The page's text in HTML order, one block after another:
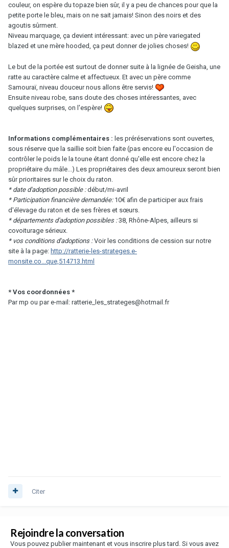
couleur, on espère du topaze bien sûr, il y a peu de chances pour que la
petite porte le bleu, mais on ne sait jamais! Sinon des noirs et des
agoutis sûrment.
Niveau marquage, ça devient intéressant: avec un père variegated
blazed et une mère hooded, ça peut donner de jolies choses!
Le but de la portée est surtout de donner suite à la lignée de Geisha, une
ratte au caractère calme et affectueux. Et avec un père comme
Samouraï, niveau douceur nous allons être servis!
Ensuite niveau robe, sans doute des choses intéressantes, avec
quelques surprises, on l'espère!
Informations complémentaires : les préréservations sont ouvertes,
sous réserve que la saillie soit bien faite (pas encore eu l'occasion de
contrôler le poids le la toune étant donné qu'elle est encore chez la
propriétaire du mâle...) Les propriétaires des deux amoureux seront bien
sûr prioritaires sur le choix du raton.
* date d'adoption possible :début/mi-avril
* Participation financière demandée:10€ afin de participer aux frais
d'élevage du raton et de ses frères et sœurs.
* départements d'adoption possibles :38, Rhône-Alpes, ailleurs si
covoiturage sérieux.
* vos conditions d'adoptions :Voir les conditions de cession sur notre
site à la page: http://ratterie-les-strateges.e-
monsite.co...que,514713.html
* Vos coordonnées *
Par mp ou par e-mail: ratterie_les_strateges@hotmail.fr
Citer
Rejoindre la conversation
Vous pouvez publier maintenant et vous inscrire plus tard. Si vous avez